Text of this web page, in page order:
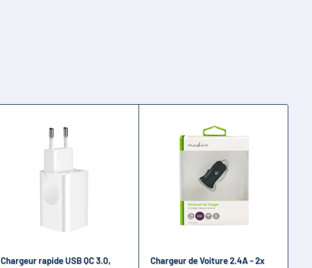
Chargeur rapide USB QC 3.0,
Chargeur de Voiture 2.4A - 2x